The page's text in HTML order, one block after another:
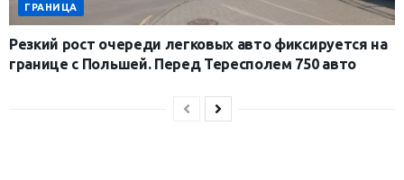
ГРАНИЦА
Резкий рост очереди легковых авто фиксируется на
границе с Польшей. Перед Тересполем 750 авто